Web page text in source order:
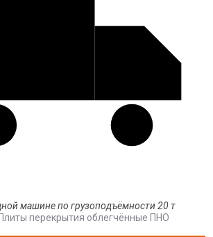
машине по грузоподъёмности 20 т
Плиты перекрытия облегчённые ПНО